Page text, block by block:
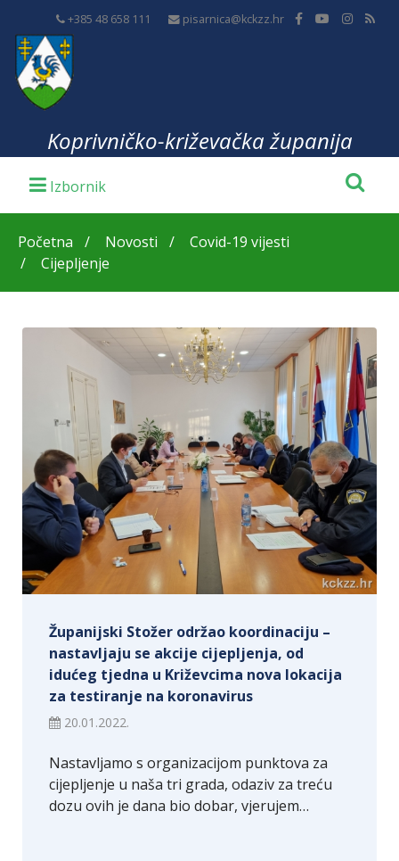
+385 48 658 111 pisarnica@kckzz.hr
Koprivničko-križevačka županija
Početna Novosti
Covid-19 vijesti
Cijepljenje
Županijski Stožer održao koordinaciju –
nastavljaju se akcije cijepljenja, od
idućeg tjedna u Križevcima nova lokacija
za testiranje na koronavirus
20.01.2022.
Nastavljamo s organizacijom punktova za
cijepljenje u naša tri grada, odaziv za treću
dozu ovih je dana bio dobar, vjerujem…